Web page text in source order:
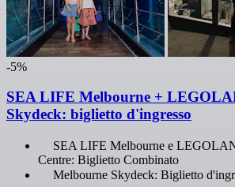
-5%
SEA LIFE Melbourne +
Skydeck: biglietto d'ingresso
SEA LIFE Melbourne e
Centre: Biglietto Combinato
Melbourne Skydeck: Biglietto